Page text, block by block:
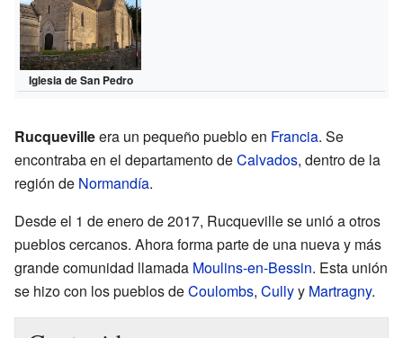
Iglesia de San Pedro
Rucquevilleera un pequeño pueblo en Francia. Se
encontraba en el departamento deCalvados, dentro de la
región de Normandía.
Desde el 1 de enero de 2017, Rucqueville se unió a otros
pueblos cercanos. Ahora forma parte de una nueva y más
grande comunidad llamada Moulins-en-Bessin. Esta unión
se hizo con los pueblos deCoulombs, Cullyy Martragny.